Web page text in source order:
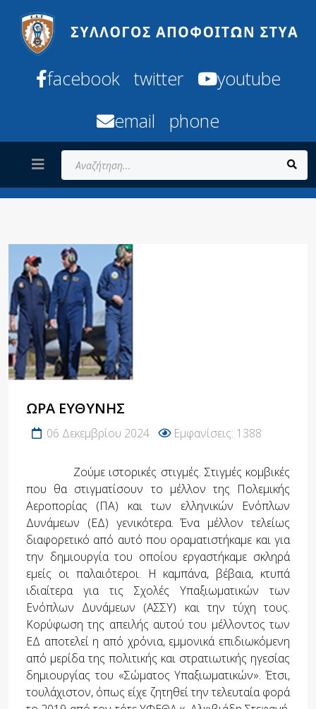
facebook twitter
youtube
email
phone
Αναζήτηση...
ΏΡΑ ΕΥΘΎΝΗΣ
06 Δεκεμβρίου 2024 Εμφανίσεις: 1388
Ζούμε ιστορικές στιγμές. Στιγμές κομβικές
που θα στιγματίσουν το μέλλον της Πολεμικής
Αεροπορίας (ΠΑ) και των ελληνικών Ενόπλων
Δυνάμεων (ΕΔ) γενικότερα. Ένα μέλλον τελείως
διαφορετικό από αυτό που οραματιστήκαμε και για
την δημιουργία του οποίου εργαστήκαμε σκληρά
εμείς οι παλαιότεροι. Η καμπάνα, βέβαια, κτυπά
ιδιαίτερα για τις Σχολές Υπαξιωματικών των
Ενόπλων Δυνάμεων (ΑΣΣΥ) και την τύχη τους.
Κορύφωση της απειλής αυτού του μέλλοντος των
ΕΔ αποτελεί η από χρόνια, εμμονικά επιδιωκόμενη
από μερίδα της πολιτικής και στρατιωτικής ηγεσίας
δημιουργίας του «Σώματος Υπαξιωματικών». Έτσι,
τουλάχιστον, όπως είχε ζητηθεί την τελευταία φορά